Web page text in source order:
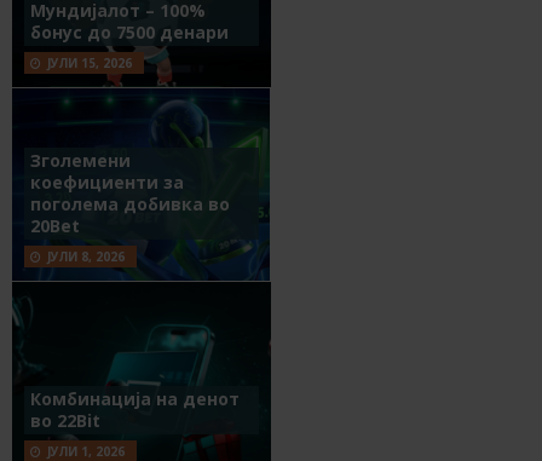
Мундијалот – 100%
бонус до 7500 денари
ЈУЛИ 15, 2026
Зголемени
коефициенти за
поголема добивка во
20Bet
ЈУЛИ 8, 2026
Комбинација на денот
во 22Bit
ЈУЛИ 1, 2026